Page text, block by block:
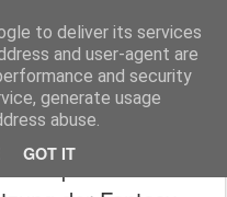
to deliver its services
and user-agent are
and security
generate usage
abuse.
GOT IT
Empire - Der neue